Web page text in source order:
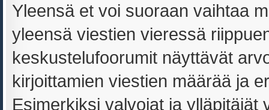
Yleensä et voi suoraan vaihtaa
yleensä viestien vieressä
keskustelufoorumit näyttävät
kirjoittamien viestien määrää ja
Esimerkiksi valvojat ja ylläpitäjät